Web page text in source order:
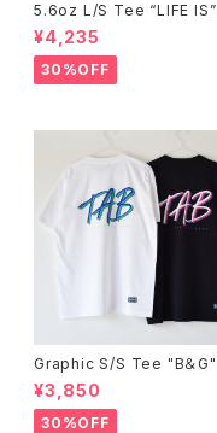
5.6oz L/S Tee “LIFE IS”
¥4,235
30%OFF
Graphic S/S Tee "B＆G"
¥3,850
30%OFF